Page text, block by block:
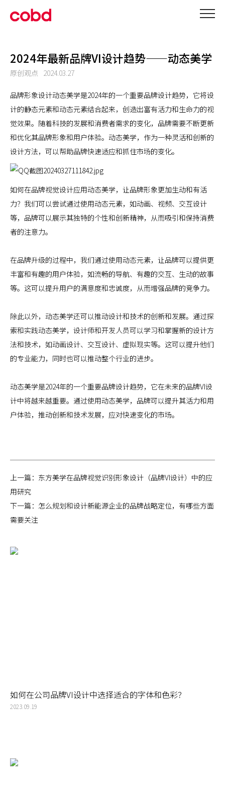
2024年最新品牌VI设计趋势——动态美学
原创观点 2024.03.27
品牌形象设计动态美学是2024年的一个重要品牌设计趋势，它将设
计的静态元素和动态元素结合起来，创造出富有活力和生命力的视
觉效果。 随着科技的发展和消费者需求的变化，品牌需要不断更新
和优化其品牌形象和用户体验。动态美学，作为一种灵活和创新的
设计方法，可以帮助品牌快速适应和抓住市场的变化。
如何在品牌视觉设计应用动态美学，让品牌形象更加生动和有活
力？我们可以尝试通过使用动态元素，如动画、视频、交互设计
等，品牌可以展示其独特的个性和创新精神，从而吸引和保持消费
者的注意力。
在品牌升级的过程中，我们通过使用动态元素，让品牌可以提供更
丰富和有趣的用户体验，如流畅的导航、有趣的交互、生动的故事
等。这可以提升用户的满意度和忠诚度，从而增强品牌的竞争力。
除此以外，动态美学还可以推动设计和技术的创新和发展。通过探
索和实践动态美学，设计师和开发人员可以学习和掌握新的设计方
法和技术，如动画设计、交互设计、虚拟现实等。这可以提升他们
的专业能力，同时也可以推动整个行业的进步。
动态美学是2024年的一个重要品牌设计趋势，它在未来的品牌VI设
计中将越来越重要。通过使用动态美学，品牌可以提升其活力和用
户体验，推动创新和技术发展，应对快速变化的市场。
上一篇： 东方美学在品牌视觉识别形象设计（品牌VI设计）中的应
用研究
下一篇： 怎么规划和设计新能源企业的品牌战略定位，有哪些方面
需要关注
如何在公司品牌VI设计中选择适合的字体和色彩？
2023.09.19